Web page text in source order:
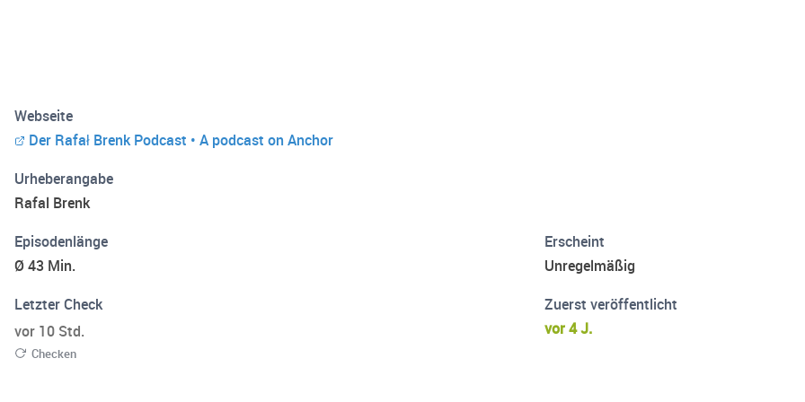
Webseite
Der Rafał Brenk Podcast • A podcast on Anchor
Urheberangabe
Rafal Brenk
Episodenlänge
Ø 43 Min.
Erscheint
Unregelmäßig
Letzter Check
vor 10 Std.
Checken
Zuerst veröffentlicht
vor 4 J.